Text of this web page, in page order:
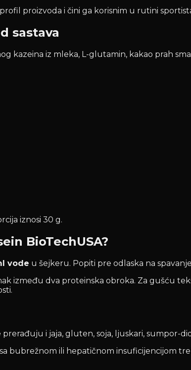
proizvoda i čini ga korisnim u rutini
sastava
kazeina iz mleka, L-glutamin, kakao prah
iznosi 30 g.
BioTechUSA?
vode u šejkeru. Popiti pre odlaska na
između dva proteinska obroka. Za gušću
i jaja, gluten, soja, ljuskari, sumpor-
bubrežnom ili hepatičnom insuficijencijom